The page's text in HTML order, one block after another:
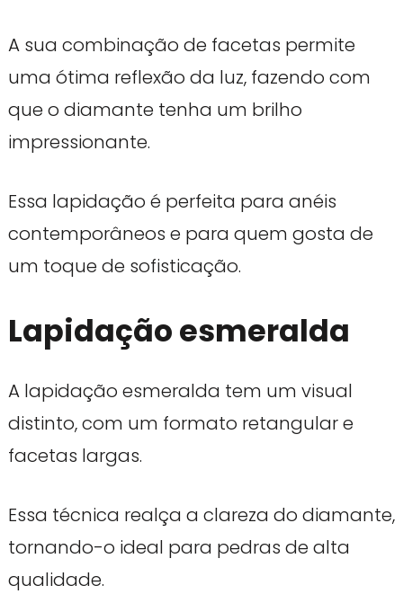
A sua combinação de facetas permite
uma ótima reflexão da luz, fazendo com
que o diamante tenha um brilho
impressionante.
Essa lapidação é perfeita para anéis
contemporâneos e para quem gosta de
um toque de sofisticação.
Lapidação esmeralda
A lapidação esmeralda tem um visual
distinto, com um formato retangular e
facetas largas.
Essa técnica realça a clareza do diamante,
tornando-o ideal para pedras de alta
qualidade.